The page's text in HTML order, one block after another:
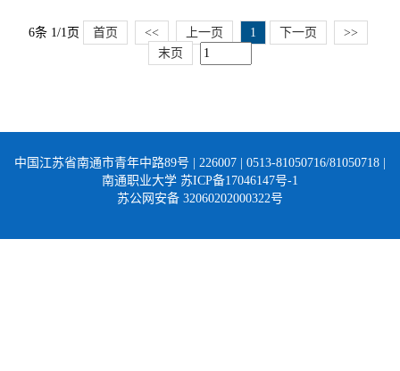
6条 1/1页 首页 << 上一页 1 下一页
>>
末页
中国江苏省南通市青年中路89号 | 226007 | 0513-81050716/81050718 |
南通职业大学 苏ICP备17046147号-1
苏公网安备 32060202000322号